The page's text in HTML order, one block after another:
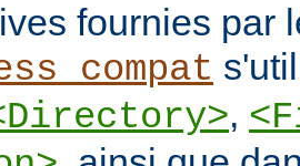
fournies par
,